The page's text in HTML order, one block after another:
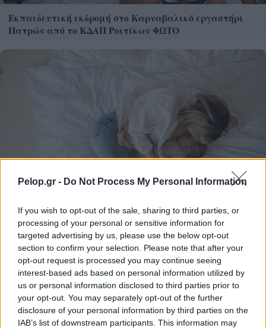
Pelop.gr - Do Not Process My Personal Information
If you wish to opt-out of the sale, sharing to third parties, or
processing of your personal or sensitive information for
targeted advertising by us, please use the below opt-out
section to confirm your selection. Please note that after your
opt-out request is processed you may continue seeing
interest-based ads based on personal information utilized by
us or personal information disclosed to third parties prior to
your opt-out. You may separately opt-out of the further
disclosure of your personal information by third parties on the
IAB’s list of downstream participants. This information may
Εκπαιδευτική εκδρομή στο Καρναβαλικό εργαστήρι
Πατρών από το ΚΔΑΠ Ροιτίκων ΦΩΤΟ
Θηλασμός: Το «θαύμα» των πρώτων 1.000 ημερών – Τι
συμβαίνει στον εγκέφαλο του μωρού